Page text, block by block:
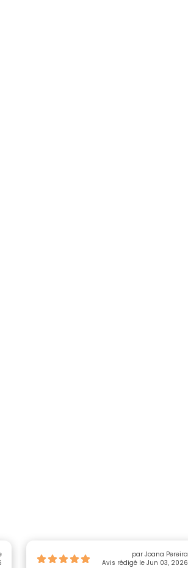
par Joana Pereira
Avis rédigé le Jun 03, 2026